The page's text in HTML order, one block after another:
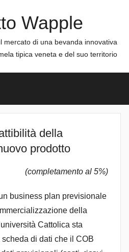
Wapple
mercato di una bevanda innovativa
tipica veneta e del suo territorio
della
prodotto
(completamento al 5%)
business plan previsionale
della
Cattolica sta
di dati che il COB